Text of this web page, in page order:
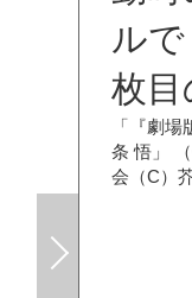
ル
枚目
「『劇
条 悟」
会（C）